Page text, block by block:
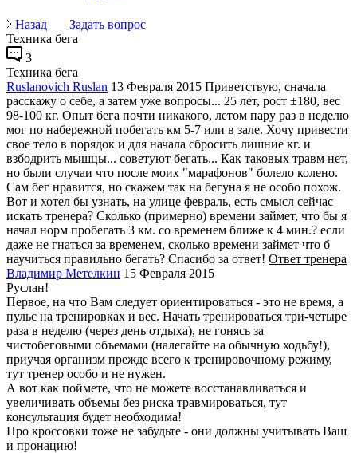
Назад
Задать вопрос
Техника бега
3
Техника бега
Ruslanovich Ruslan 13 Февраля 2015 Приветствую, сначала
расскажу о себе, а затем уже вопросы... 25 лет, рост ±180, вес
98-100 кг. Опыт бега почти никакого, летом пару раз в неделю
мог по набережной побегать км 5-7 или в зале. Хочу привести
свое тело в порядок и для начала сбросить лишние кг. и
взбодрить мышцы... советуют бегать... Как таковых травм нет,
но были случаи что после моих "марафонов" болело колено.
Сам бег нравится, но скажем так на бегуна я не особо похож.
Вот и хотел бы узнать, на улице февраль, есть смысл сейчас
искать тренера? Сколько (примерно) времени займет, что бы я
начал норм пробегать 3 км. со временем ближе к 4 мин.? если
даже не гнаться за временем, сколько времени займет что б
научиться правильно бегать? Спасибо за ответ! Ответ тренера
Владимир Метелкин 15 Февраля 2015
Руслан!
Первое, на что Вам следует ориентироваться - это не время, а
пульс на тренировках и вес. Начать тренироваться три-четыре
раза в неделю (через день отдыха), не гонясь за
чистобеговыми объемами (налегайте на обычную ходьбу!),
приучая организм прежде всего к тренировочному режиму,
тут тренер особо и не нужен.
А вот как поймете, что не можете восстанавливаться и
увеличивать объемы без риска травмироваться, тут
консультация будет необходима!
Про кроссовки тоже не забудьте - они должны учитывать Ваш
и пронацию!